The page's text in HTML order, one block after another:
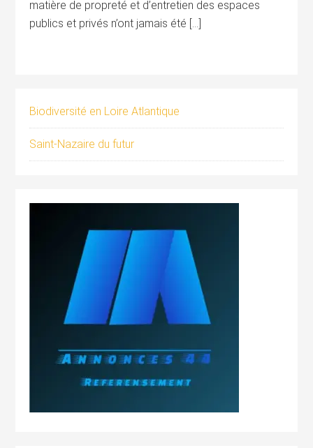
matière de propreté et d’entretien des espaces
publics et privés n’ont jamais été […]
Biodiversité en Loire Atlantique
Saint-Nazaire du futur